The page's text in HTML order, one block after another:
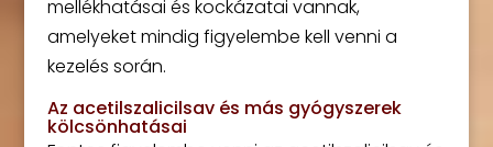
mellékhatásai és kockázatai vannak,
amelyeket mindig figyelembe kell venni a
kezelés során.
Az acetilszalicilsav és más gyógyszerek
kölcsönhatásai